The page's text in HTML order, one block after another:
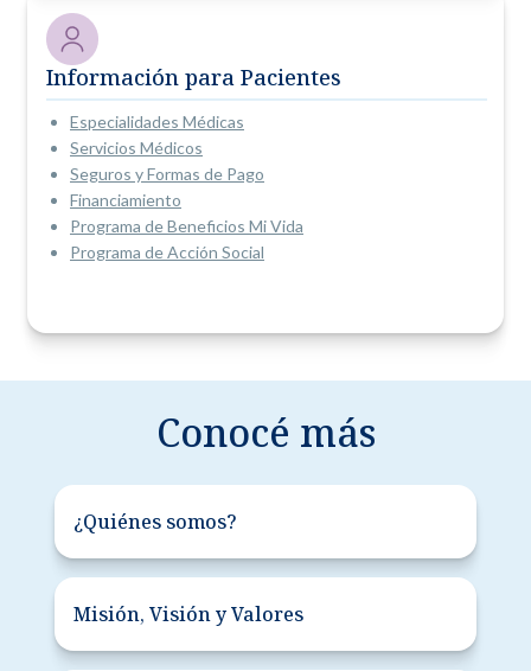
Información para Pacientes
Especialidades Médicas
Servicios Médicos
Seguros y Formas de Pago
Financiamiento
Programa de Beneficios Mi Vida
Programa de Acción Social
Conocé más
¿Quiénes somos?
Misión, Visión y Valores